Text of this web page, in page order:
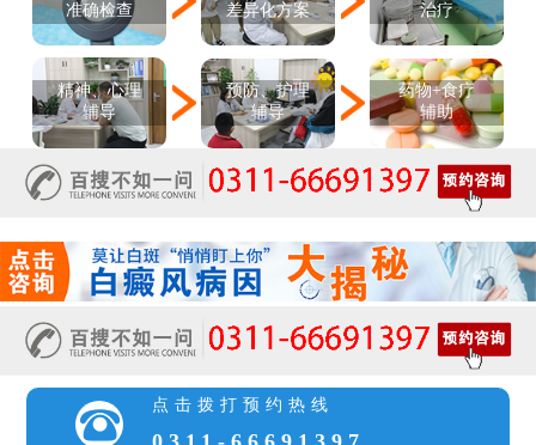
准确检查
差异化方案
治疗
精神、心理
辅导
预防、护理
辅导
药物+食疗
辅助
点击拨打预约热线